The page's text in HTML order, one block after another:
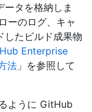
タを格納しま
ーのログ、キャ
したビルド成果物
Enterprise
法 」を参照して
ように GitHub